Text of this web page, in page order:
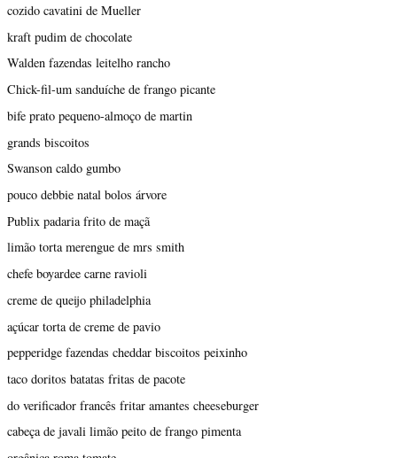
cozido cavatini de Mueller
kraft pudim de chocolate
Walden fazendas leitelho rancho
Chick-fil-um sanduíche de frango picante
bife prato pequeno-almoço de martin
grands biscoitos
Swanson caldo gumbo
pouco debbie natal bolos árvore
Publix padaria frito de maçã
limão torta merengue de mrs smith
chefe boyardee carne ravioli
creme de queijo philadelphia
açúcar torta de creme de pavio
pepperidge fazendas cheddar biscoitos peixinho
taco doritos batatas fritas de pacote
do verificador francês fritar amantes cheeseburger
cabeça de javali limão peito de frango pimenta